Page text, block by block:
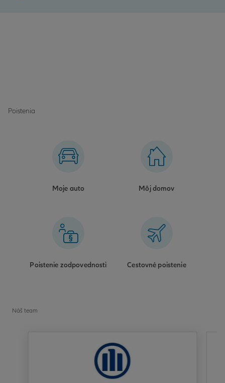
Poistenia
Moje auto Môj domov
Poistenie zodpovednosti Cestovné poistenie
Náš team